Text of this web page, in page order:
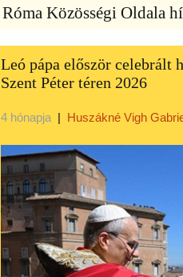
Róma Közösségi Oldala
Leó pápa először celebrált
Szent Péter téren 2026
4 hónapja | Huszákné Vigh